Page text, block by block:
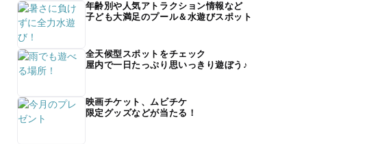
年齢別や人気アトラクション情報など
子ども大満足のプール＆水遊びスポット
全天候型スポットをチェック
屋内で一日たっぷり思いっきり遊ぼう♪
映画チケット、ムビチケ
限定グッズなどが当たる！